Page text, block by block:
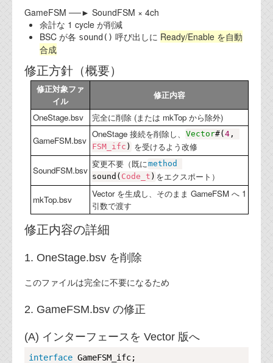
GameFSM ──► SoundFSM × 4ch
余計な 1 cycle が削減
BSC が各 sound() 呼び出しに Ready/Enable を自動
合成
修正方針（概要）
修正対象ファ
イル
修正内容
OneStage.bsv
完全に削除 (または mkTop から除外)
GameFSM.bsv
OneStage 接続を削除し、 Vector#(4
FSM_ifc ) を受けるよう改修
SoundFSM.bsv
変更不要（既に method
sound ( Code_t ) をエクスポート）
mkTop.bsv
Vector を生成し、そのまま GameFSM へ 1
引数で渡す
修正内容の詳細
1. OneStage.bsv を削除
このファイルは完全に不要になるため
2. GameFSM.bsv の修正
(A) インターフェースを Vector 版へ
interface GameFSM_ifc;